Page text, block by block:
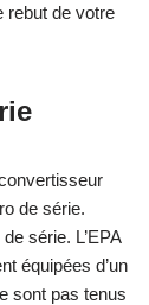
rebut de votre
de série.
série. L’EPA
équipées d’un
sont pas tenus